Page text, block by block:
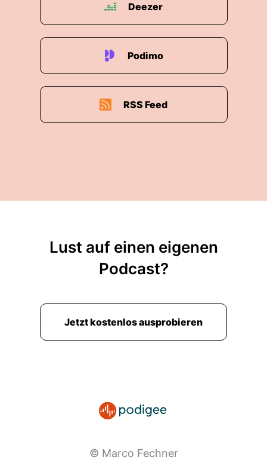
Deezer
Podimo
RSS Feed
Lust auf einen eigenen
Podcast?
Jetzt kostenlos ausprobieren
© Marco Fechner